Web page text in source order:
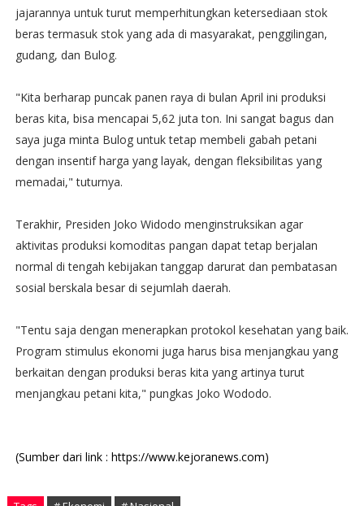
jajarannya untuk turut memperhitungkan ketersediaan stok
beras termasuk stok yang ada di masyarakat, penggilingan,
gudang, dan Bulog.
"Kita berharap puncak panen raya di bulan April ini produksi
beras kita, bisa mencapai 5,62 juta ton. Ini sangat bagus dan
saya juga minta Bulog untuk tetap membeli gabah petani
dengan insentif harga yang layak, dengan fleksibilitas yang
memadai," tuturnya.
Terakhir, Presiden Joko Widodo menginstruksikan agar
aktivitas produksi komoditas pangan dapat tetap berjalan
normal di tengah kebijakan tanggap darurat dan pembatasan
sosial berskala besar di sejumlah daerah.
"Tentu saja dengan menerapkan protokol kesehatan yang baik.
Program stimulus ekonomi juga harus bisa menjangkau yang
berkaitan dengan produksi beras kita yang artinya turut
menjangkau petani kita," pungkas Joko Wododo.
(Sumber dari link : https://www.kejoranews.com)